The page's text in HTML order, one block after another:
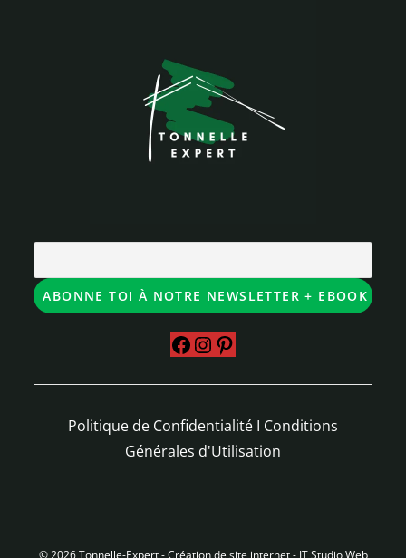
Politique de Confidentialité I Conditions
Générales d'Utilisation
© 2026 Tonnelle-Expert -Création de site internet - JT Studio Web